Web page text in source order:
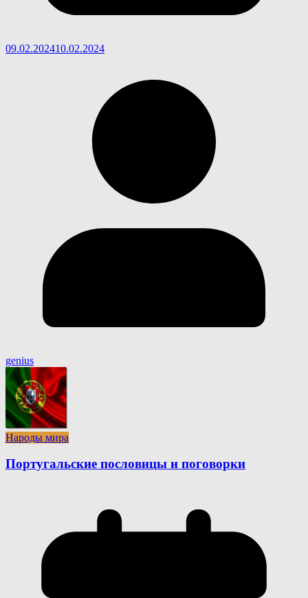
09.02.202410.02.2024
genius
Народы мира
Португальские пословицы и поговорки